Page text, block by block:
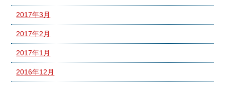
2017年3月
2017年2月
2017年1月
2016年12月